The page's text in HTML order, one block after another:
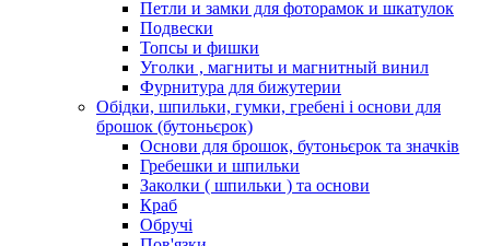
Петли и замки для фоторамок и шкатулок
Подвески
Топсы и фишки
Уголки , магниты и магнитный винил
Фурнитура для бижутерии
Обідки, шпильки, гумки, гребені і основи для
брошок (бутоньєрок)
Основи для брошок, бутоньєрок та значків
Гребешки и шпильки
Заколки ( шпильки ) та основи
Краб
Обручі